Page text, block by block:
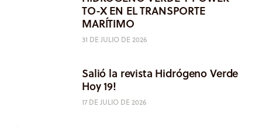
TO-X EN EL TRANSPORTE
MARÍTIMO
31 DE JULIO DE 2026
Salió la revista Hidrógeno Verde
Hoy 19!
17 DE JULIO DE 2026